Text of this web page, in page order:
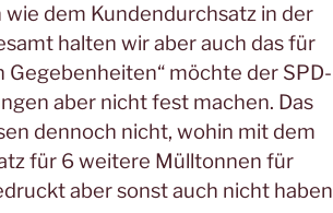
dem Kundendurchsatz in der
halten wir aber auch das für
Gegebenheiten“ möchte der SPD-
aber nicht fest machen. Das
dennoch nicht, wohin mit dem
für 6 weitere Mülltonnen für
aber sonst auch nicht haben